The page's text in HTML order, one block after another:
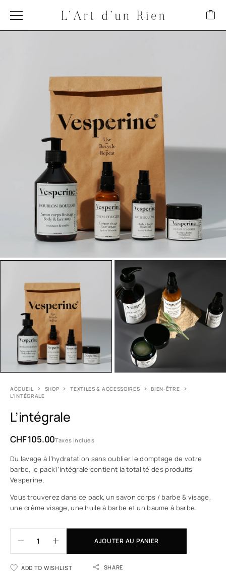
ACCUEIL SHOP TEXTILES & ACCESSOIRES
BIEN-ÊTRE
L’INTÉGRALE
L’intégrale
CHF105.00Taxes inclues
Du lavage à l’hydratation sans oublier le domptage de votre
barbe, le pack l’intégrale contient la totalité des produits
Vesperine.
Vous trouverez dans ce pack, un savon corps / barbe & visage,
une crème visage, une huile à barbe et un baume à barbe.
AJOUTER AU PANIER
ADD TO WISHLIST SHARE